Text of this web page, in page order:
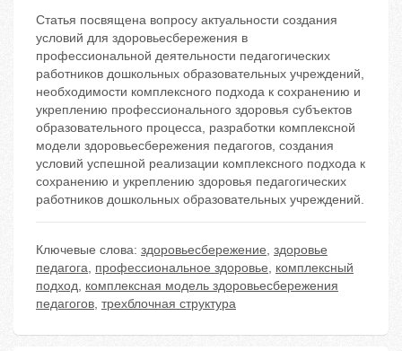
Статья посвящена вопросу актуальности создания
условий для здоровьесбережения в
профессиональной деятельности педагогических
работников дошкольных образовательных учреждений,
необходимости комплексного подхода к сохранению и
укреплению профессионального здоровья субъектов
образовательного процесса, разработки комплексной
модели здоровьесбережения педагогов, создания
условий успешной реализации комплексного подхода к
сохранению и укреплению здоровья педагогических
работников дошкольных образовательных учреждений.
Ключевые слова: здоровьесбережение, здоровье
педагога, профессиональное здоровье, комплексный
подход, комплексная модель здоровьесбережения
педагогов, трехблочная структура